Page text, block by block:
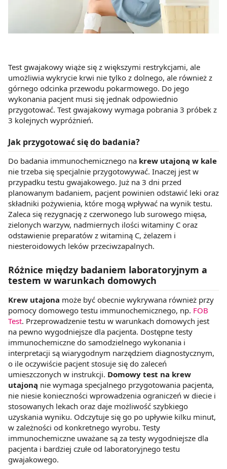
Test gwajakowy wiąże się z większymi restrykcjami, ale
umożliwia wykrycie krwi nie tylko z dolnego, ale również z
górnego odcinka przewodu pokarmowego. Do jego
wykonania pacjent musi się jednak odpowiednio
przygotować. Test gwajakowy wymaga pobrania 3 próbek z
3 kolejnych wypróżnień.
Jak przygotować się do badania?
Do badania immunochemicznego na krew utajoną w kale
nie trzeba się specjalnie przygotowywać. Inaczej jest w
przypadku testu gwajakowego. Już na 3 dni przed
planowanym badaniem, pacjent powinien odstawić leki oraz
składniki pożywienia, które mogą wpływać na wynik testu.
Zaleca się rezygnację z czerwonego lub surowego mięsa,
zielonych warzyw, nadmiernych ilości witaminy C oraz
odstawienie preparatów z witaminą C, żelazem i
niesteroidowych leków przeciwzapalnych.
Różnice między badaniem laboratoryjnym a
testem w warunkach domowych
Krew utajona może być obecnie wykrywana również przy
pomocy domowego testu immunochemicznego, np. FOB
Test. Przeprowadzenie testu w warunkach domowych jest
na pewno wygodniejsze dla pacjenta. Dostępne testy
immunochemiczne do samodzielnego wykonania i
interpretacji są wiarygodnym narzędziem diagnostycznym,
o ile oczywiście pacjent stosuje się do zaleceń
umieszczonych w instrukcji. Domowy test na krew
utajoną nie wymaga specjalnego przygotowania pacjenta,
nie niesie konieczności wprowadzenia ograniczeń w diecie i
stosowanych lekach oraz daje możliwość szybkiego
uzyskania wyniku. Odczytuje się go po upływie kilku minut,
w zależności od konkretnego wyrobu. Testy
immunochemiczne uważane są za testy wygodniejsze dla
pacjenta i bardziej czułe od laboratoryjnego testu
gwajakowego.